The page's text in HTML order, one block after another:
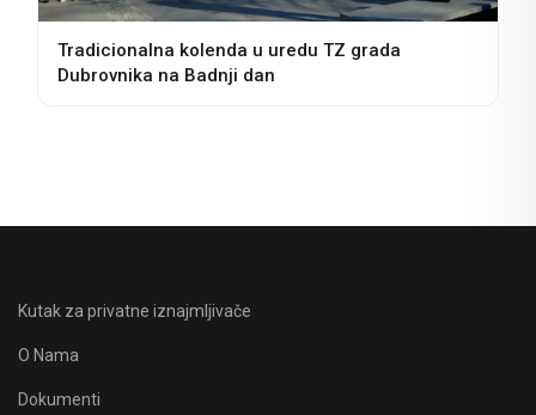
Tradicionalna kolenda u uredu TZ grada
Dubrovnika na Badnji dan
Kutak za privatne iznajmljivače
O Nama
Dokumenti